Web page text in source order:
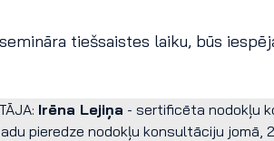
tiešsaistes laiku, būs
Irēna Lejiņa - sertificēta nodokļu
pieredze nodokļu konsultāciju